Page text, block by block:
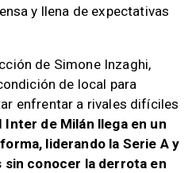
y llena de expectativas
de Simone Inzaghi,
de local para
enfrentar a rivales difíciles
Inter de Milán llega en un
liderando la Serie A y
sin conocer la derrota en